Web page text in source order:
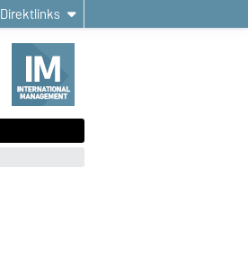
Direktlinks